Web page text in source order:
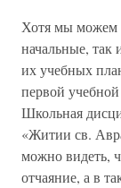
Хотя мы можем
начальные,
их учебных
первой
Школьная
«Житии св.
можно видеть,
отчаяние, а в